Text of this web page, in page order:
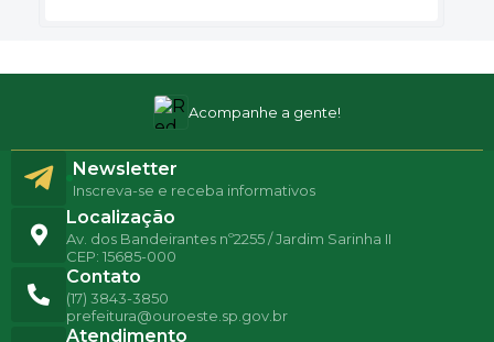
Acompanhe a gente!
Localização
Av. dos Bandeirantes nº2255 / Jardim Sarinha II
CEP: 15685-000
Contato
(17) 3843-3850
prefeitura@ouroeste.sp.gov.br
Atendimento
Newsletter
Inscreva-se e receba informativos